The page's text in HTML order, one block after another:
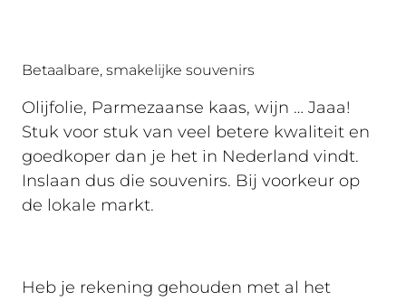
Betaalbare, smakelijke souvenirs
Olijfolie, Parmezaanse kaas, wijn … Jaaa!
Stuk voor stuk van veel betere kwaliteit en
goedkoper dan je het in Nederland vindt.
Inslaan dus die souvenirs. Bij voorkeur op
de lokale markt.
Heb je rekening gehouden met al het